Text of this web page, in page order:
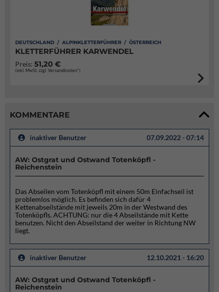
DEUTSCHLAND / ALPINKLETTERFÜHRER / ÖSTERREICH
KLETTERFÜHRER KARWENDEL
Preis: 51,20 €
(inkl. MwSt. zzgl. Versandkosten*)
KOMMENTARE
inaktiver Benutzer 07.09.2022 - 07:14
AW: Ostgrat und Ostwand Totenköpfl -
Reichenstein
Das Abseilen vom Totenköpfl mit einem 50m Einfachseil ist
problemlos möglich. Es befinden sich dafür 4
Kettenabseilstände mit jeweils 20m in der Westwand des
Totenköpfls. ACHTUNG: nur die 4 Abseilstände mit Kette
benutzen. Nicht den Abseilstand der weiter in Richtung NW
liegt.
inaktiver Benutzer 12.10.2021 - 16:20
AW: Ostgrat und Ostwand Totenköpfl -
Reichenstein